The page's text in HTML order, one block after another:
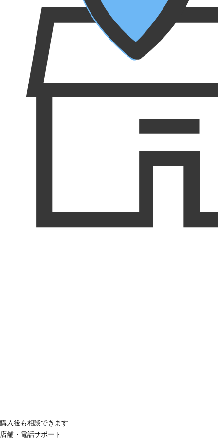
購入後も相談できます
店舗・電話サポート